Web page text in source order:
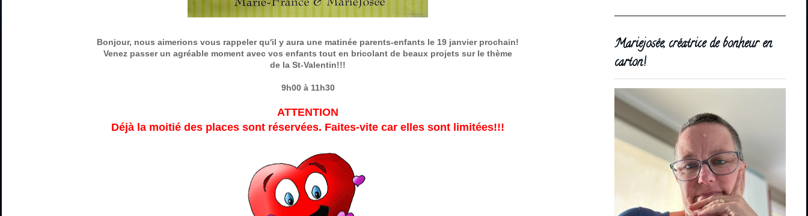
Bonjour, nous aimerions vous rappeler qu'il y aura une matinée parents-enfants le 19 janvier prochain!
Venez passer un agréable moment avec vos enfants tout en bricolant de beaux projets sur le thème
de la St-Valentin!!!
9h00 à 11h30
ATTENTION
Déjà la moitié des places sont réservées. Faites-vite car elles sont limitées!!!
Mariejosée, créatrice de bonheur en
carton!